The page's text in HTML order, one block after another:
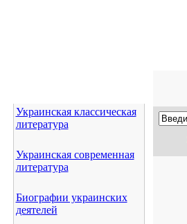
Украинская классическая
литература
Украинская современная
литература
Биографии украинских
деятелей